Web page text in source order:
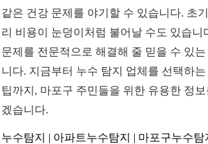
같은 건강 문제를 야기할 수 있습니다. 초
리 비용이 눈덩이처럼 불어날 수도 있습니
문제를 전문적으로 해결해 줄 믿을 수 있
니다. 지금부터 누수 탐지 업체를 선택하
팁까지, 마포구 주민들을 위한 유용한 정보
겠습니다.
누수탐지 | 아파트누수탐지 | 마포구누수탐